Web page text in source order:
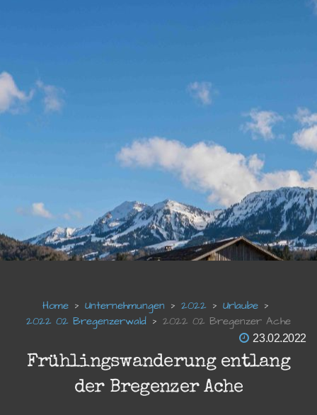
Unternehmungen 2022
Urlaube
2022 02 Bregenzerwald
2022 02 Bregenzer Ache
23.02.2022
Frühlingswanderung entlang
der Bregenzer Ache